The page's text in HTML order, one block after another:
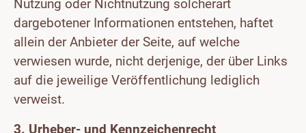
Nutzung oder Nichtnutzung solcherart
dargebotener Informationen entstehen, haftet
allein der Anbieter der Seite, auf welche
verwiesen wurde, nicht derjenige, der über Links
auf die jeweilige Veröffentlichung lediglich
verweist.
3. Urheber- und Kennzeichenrecht